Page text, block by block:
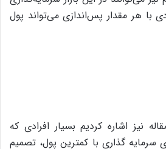
با هر مقدار پس‌اندازی می‌تواند پول
نیز اشاره کردیم بسیار افرادی که
سرمایه گذاری با کمترین پول، تصمیم